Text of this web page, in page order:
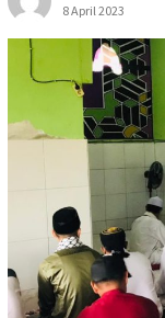
8 April 2023